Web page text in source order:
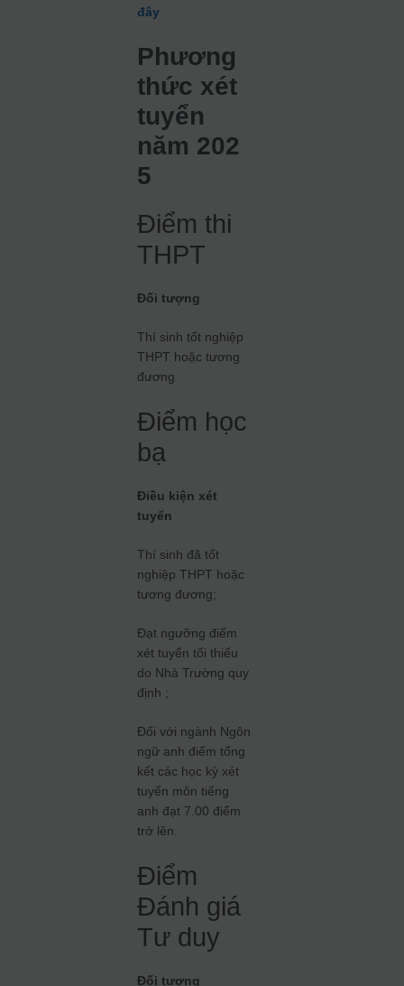
đây
Phương
thức xét
tuyển
năm 202
5
Điểm thi
THPT
Đối tượng
Thí sinh tốt nghiệp
THPT hoặc tương
đương
Điểm học
bạ
Điều kiện xét
tuyển
Thí sinh đã tốt
nghiệp THPT hoặc
tương đương;
Đạt ngưỡng điểm
xét tuyển tối thiểu
do Nhà Trường quy
định ;
Đối với ngành Ngôn
ngữ anh điểm tổng
kết các học kỳ xét
tuyển môn tiếng
anh đạt 7.00 điểm
trở lên.
Điểm
Đánh giá
Tư duy
Đối tượng